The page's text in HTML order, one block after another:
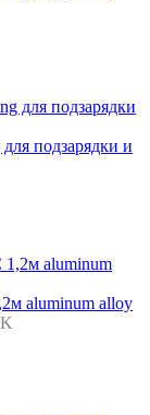
подзарядки и
aluminum alloy